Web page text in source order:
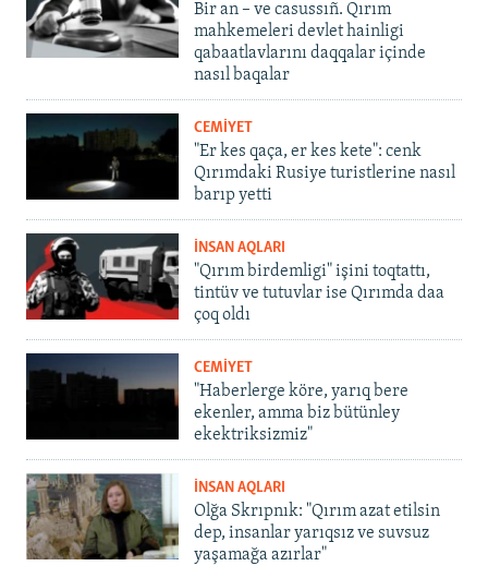
Bir an – ve casussıñ. Qırım
mahkemeleri devlet hainligi
qabaatlavlarını daqqalar içinde
nasıl baqalar
CEMİYET
"Er kes qaça, er kes kete": cenk
Qırımdaki Rusiye turistlerine nasıl
barıp yetti
İNSAN AQLARI
"Qırım birdemligi" işini toqtattı,
tintüv ve tutuvlar ise Qırımda daa
çoq oldı
CEMİYET
"Haberlerge köre, yarıq bere
ekenler, amma biz bütünley
ekektriksizmiz"
İNSAN AQLARI
Olğa Skrıpnık: "Qırım azat etilsin
dep, insanlar yarıqsız ve suvsuz
yaşamağa azırlar"